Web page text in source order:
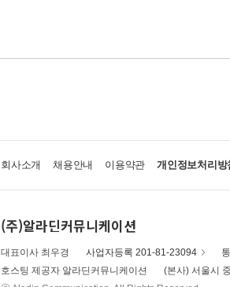
회사소개 채용안내 이용약관 개인정보처리방
(주)알라딘커뮤니케이션
대표이사 최우경 사업자등록 201-81-23094
호스팅 제공자 알라딘커뮤니케이션
(본사) 서울시